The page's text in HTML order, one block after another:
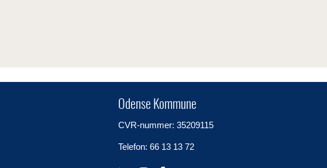
Odense Kommune
CVR-nummer: 35209115
Telefon: 66 13 13 72